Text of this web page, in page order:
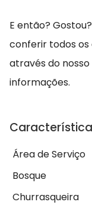
E então?
conferir todos
através do
informações.
Área de Serviço
Bosque
Churrasqueira